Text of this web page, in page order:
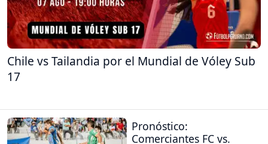
Chile vs Tailandia por el Mundial de Vóley Sub
17
Pronóstico:
Comerciantes FC vs.